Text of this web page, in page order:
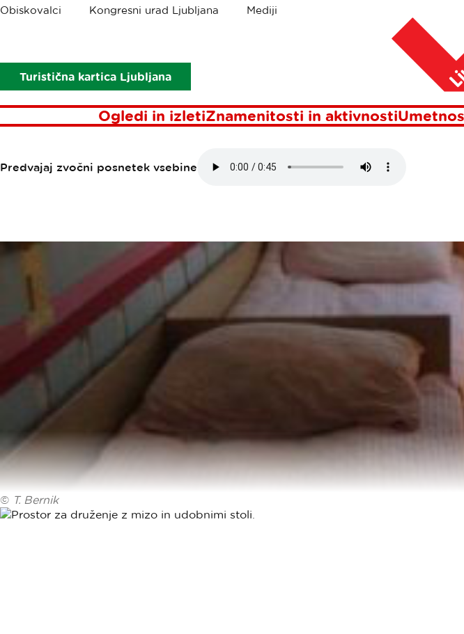
Obiskovalci Kongresni urad Ljubljana Mediji
Turistična kartica Ljubljana
Ogledi in izletiZnamenitosti in aktivnosti
Drobtinice
HOSTEL PRI JANEZU
Predvajaj zvočni posnetek vsebine
© T. Bernik